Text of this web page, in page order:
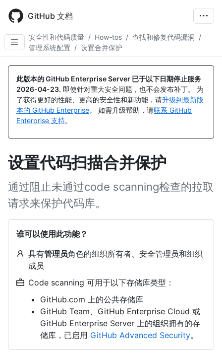
main
content
GitHub 文档
安全性和代码质量 / How-tos / 查找和修复代码漏洞 /
管理系统配置 / 设置合并保护
此版本的 GitHub Enterprise Server 已于以下日期停止服务
2026-04-23. 即使针对重大安全问题，也不会发布补丁。 为
了获得更好的性能、更高的安全性和新功能，请升级到最新版
本的 GitHub Enterprise。 如需升级帮助，请联系 GitHub
Enterprise 支持。
设置代码扫描合并保护
通过阻止未通过code scanning检查的拉取
请求来保护代码库。
谁可以使用此功能？
具有管理员角色的组织所有者、安全管理员和组织
成员
Code scanning 可用于以下存储库类型：
GitHub.com 上的公共存储库
GitHub Team、GitHub Enterprise Cloud 或
GitHub Enterprise Server 上的组织拥有的存
储库，已启用 GitHub Advanced Security。